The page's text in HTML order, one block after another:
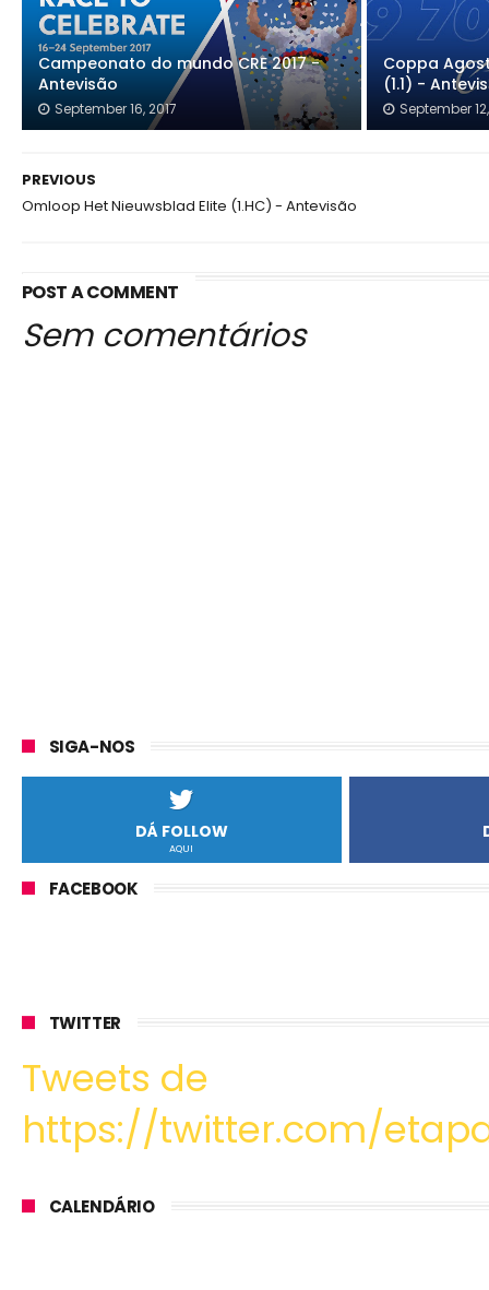
Campeonato do mundo CRE 2017 -
Antevisão
September 16, 2017
Coppa
(1.1) -
September
PREVIOUS
Omloop Het Nieuwsblad Elite (1.HC) - Antevisão
POST A COMMENT
Sem comentários
SIGA-NOS
DÁ FOLLOW
AQUI
FACEBOOK
TWITTER
Tweets de
https://twitter.com/
CALENDÁRIO